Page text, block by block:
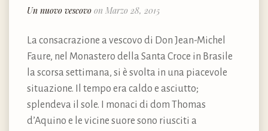
Un nuovo vescovo on Marzo 28, 2015
La consacrazione a vescovo di Don Jean-Michel
Faure, nel Monastero della Santa Croce in Brasile
la scorsa settimana, si è svolta in una piacevole
situazione. Il tempo era caldo e asciutto;
splendeva il sole. I monaci di dom Thomas
d’Aquino e le vicine suore sono riusciti a